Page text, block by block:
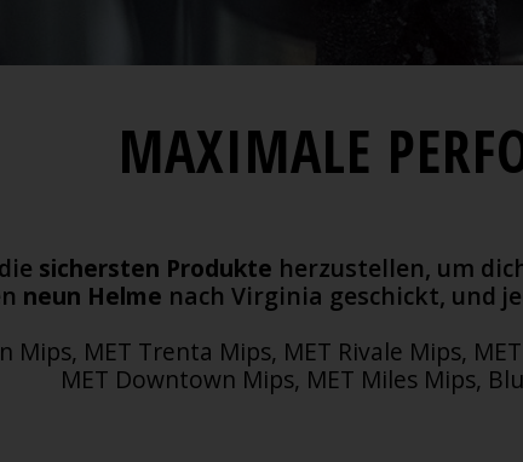
MAXIMALE
sichersten Produkte herzustellen, um
neun Helme nach Virginia geschickt, und
Mips, MET Trenta Mips, MET Rivale Mips,
MET Downtown Mips, MET Miles Mips,